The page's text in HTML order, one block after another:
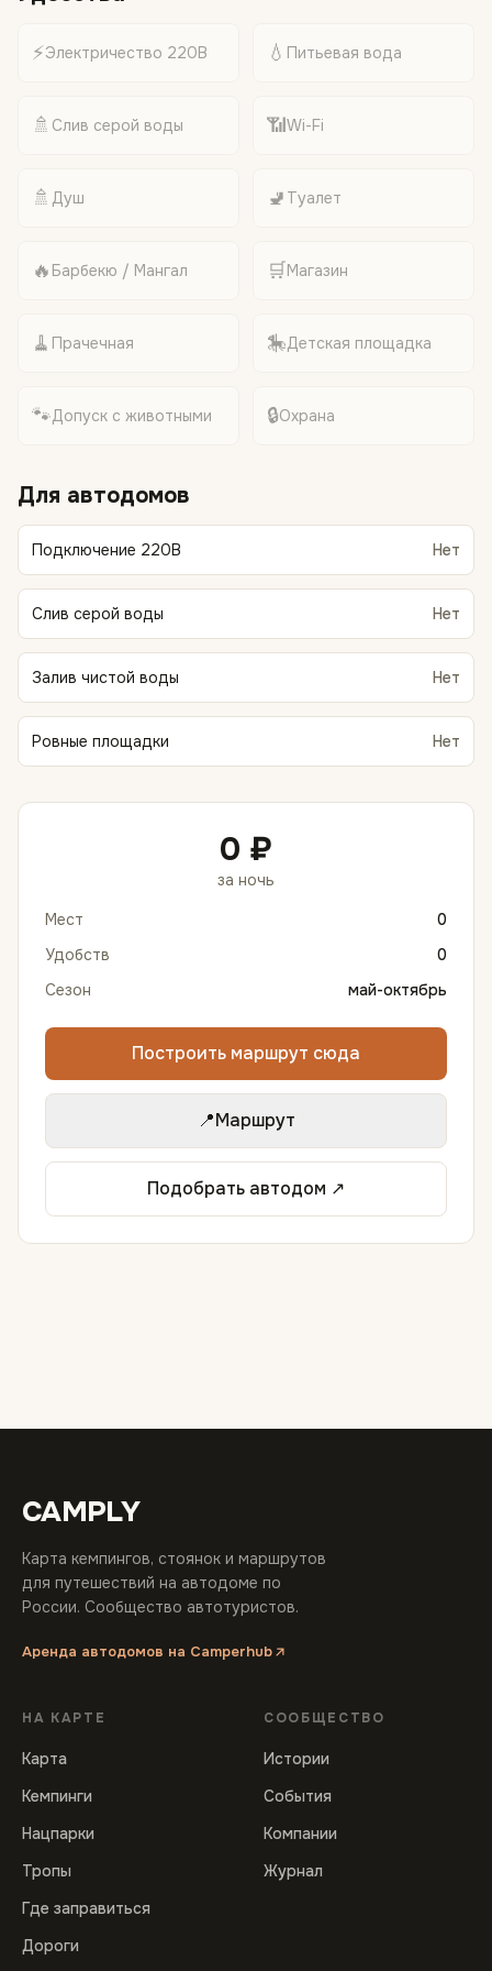
⚡Электричество 220В 💧 Питьевая вода
🚿 Слив серой воды 📶Wi-Fi
🚿 Душ 🚽 Туалет
🔥 Барбекю / Мангал 🛒Магазин
🧹 Прачечная 🎠Детская площадка
🐾Допуск с животными 🔒Охрана
Для автодомов
Подключение 220В Нет
Слив серой воды Нет
Залив чистой воды Нет
Ровные площадки Нет
0 ₽
за ночь
Мест
0
Удобств
0
Сезон
май-октябрь
Построить маршрут сюда
📍Маршрут
Подобрать автодом ↗
CAMPLY
Карта кемпингов, стоянок и маршрутов
для путешествий на автодоме по
России. Сообщество автотуристов.
Аренда автодомов на Camperhub
НА КАРТЕ
Карта
Кемпинги
Нацпарки
Тропы
Где заправиться
Дороги
СООБЩЕСТВО
Истории
События
Компании
Журнал